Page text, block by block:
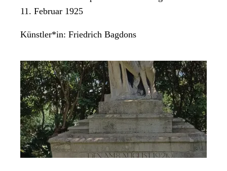
11. Februar 1925
Künstler*in: Friedrich Bagdons